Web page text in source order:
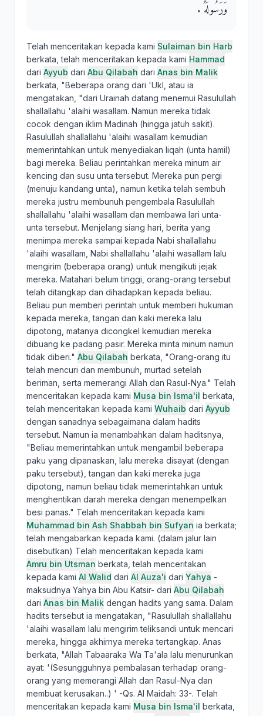
وَرَسُولَهُ ‏.‏
Telah menceritakan kepada kami Sulaiman bin Harb
berkata, telah menceritakan kepada kami Hammad
dari Ayyub dari Abu Qilabah dari Anas bin Malik
berkata, "Beberapa orang dari 'Ukl, atau ia
mengatakan, "dari Urainah datang menemui Rasulullah
shallallahu 'alaihi wasallam. Namun mereka tidak
cocok dengan iklim Madinah (hingga jatuh sakit).
Rasulullah shallallahu 'alaihi wasallam kemudian
memerintahkan untuk menyediakan liqah (unta hamil)
bagi mereka. Beliau perintahkan mereka minum air
kencing dan susu unta tersebut. Mereka pun pergi
(menuju kandang unta), namun ketika telah sembuh
mereka justru membunuh pengembala Rasulullah
shallallahu 'alaihi wasallam dan membawa lari unta-
unta tersebut. Menjelang siang hari, berita yang
menimpa mereka sampai kepada Nabi shallallahu
'alaihi wasallam, Nabi shallallahu 'alaihi wasallam lalu
mengirim (beberapa orang) untuk mengikuti jejak
mereka. Matahari belum tinggi, orang-orang tersebut
telah ditangkap dan dihadapkan kepada beliau.
Beliau pun memberi perintah untuk memberi hukuman
kepada mereka, tangan dan kaki mereka lalu
dipotong, matanya dicongkel kemudian mereka
dibuang ke padang pasir. Mereka minta minum namun
tidak diberi." Abu Qilabah berkata, "Orang-orang itu
telah mencuri dan membunuh, murtad setelah
beriman, serta memerangi Allah dan Rasul-Nya." Telah
menceritakan kepada kami Musa bin Isma'il berkata,
telah menceritakan kepada kami Wuhaib dari Ayyub
dengan sanadnya sebagaimana dalam hadits
tersebut. Namun ia menambahkan dalam haditsnya,
"Beliau memerintahkan untuk mengambil beberapa
paku yang dipanaskan, lalu mereka disayat (dengan
paku tersebut), tangan dan kaki mereka juga
dipotong, namun beliau tidak memerintahkan untuk
menghentikan darah mereka dengan menempelkan
besi panas." Telah menceritakan kepada kami
Muhammad bin Ash Shabbah bin Sufyan ia berkata;
telah mengabarkan kepada kami. (dalam jalur lain
disebutkan) Telah menceritakan kepada kami
Amru bin Utsman berkata, telah menceritakan
kepada kami Al Walid dari Al Auza'i dari Yahya -
maksudnya Yahya bin Abu Katsir- dari Abu Qilabah
dari Anas bin Malik dengan hadits yang sama. Dalam
hadits tersebut ia mengatakan, "Rasulullah shallallahu
'alaihi wasallam lalu mengirim teliksandi untuk mencari
mereka, hingga akhirnya mereka tertangkap. Anas
berkata, "Allah Tabaaraka Wa Ta'ala lalu menurunkan
ayat: '(Sesungguhnya pembalasan terhadap orang-
orang yang memerangi Allah dan Rasul-Nya dan
membuat kerusakan..) ' -Qs. Al Maidah: 33-. Telah
menceritakan kepada kami Musa bin Isma'il berkata,